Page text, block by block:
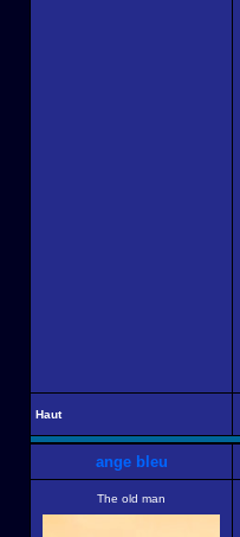
Haut
ange bleu
The old man